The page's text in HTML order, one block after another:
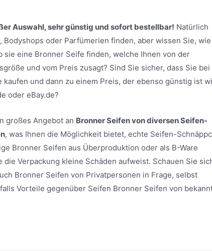
Auswahl, sehr günstig und sofort bestellbar! Natürlich
oder Parfümerien finden, aber wissen Sie, wie
eine Bronner Seife finden, welche Ihnen von der
und vom Preis zusagt? Sind Sie sicher, dass Sie bei
und dann zu einem Preis, der ebenso günstig ist
oder eBay.de?
großes Angebot an Bronner Seifen von diversen Seifen-
, was Ihnen die Möglichkeit bietet, echte Seifen-
Bronner Seifen aus Überproduktion oder als B-Ware
Verpackung kleine Schäden aufweist. Schauen Sie
Bronner Seifen von Privatpersonen in Frage, selbst
Vorteile gegenüber Seifen Bronner Seifen von